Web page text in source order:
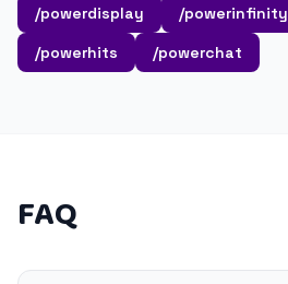
/powerdisplay /powerinfinity
/powerhits
/powerchat
FAQ